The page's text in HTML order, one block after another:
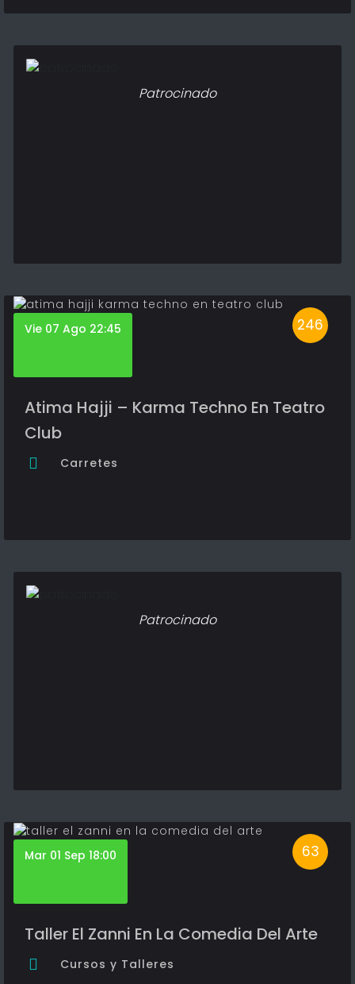
Patrocinado
246
Vie 07 Ago 22:45
Atima Hajji – Karma Techno En Teatro
Club
Carretes
Patrocinado
63
Mar 01 Sep 18:00
Taller El Zanni En La Comedia Del Arte
Cursos y Talleres